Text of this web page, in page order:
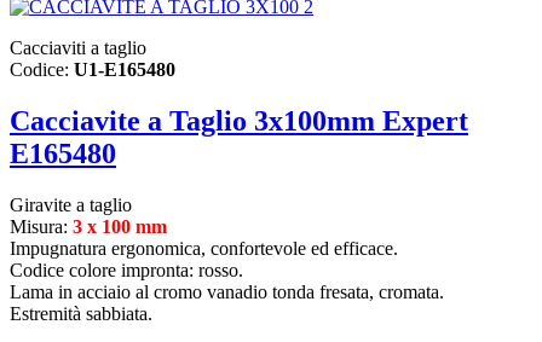
Cacciaviti a taglio
Codice: U1-E165480
Cacciavite a Taglio 3x100mm Expert
E165480
Giravite a taglio
Misura: 3 x 100 mm
Impugnatura ergonomica, confortevole ed efficace.
Codice colore impronta: rosso.
Lama in acciaio al cromo vanadio tonda fresata, cromata.
Estremità sabbiata.